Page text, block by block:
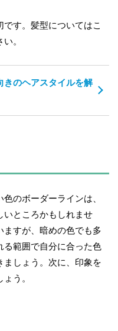
す。髪型についてはこ
。
きのヘアスタイルを解
のボーダーラインは、
いところかもしれませ
すが、暗めの色でも多
る範囲で自分に合った色
ましょう。次に、印象を
う。